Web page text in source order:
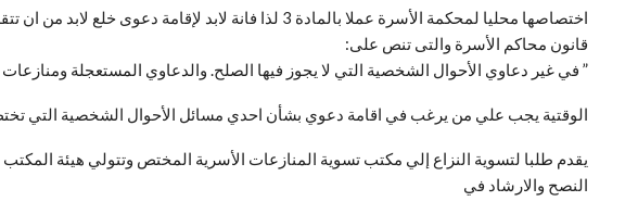
قانون محاكم الأسرة والتى تنص على:
” في غير دعاوي الأحوال الشخصية التي لا يجوز فيها الصلح. والدعاوي المستعجلة ومنازعات
الوقتية يجب علي من يرغب في اقامة دعوي بشأن احدي مسائل الأحوال الشخصية التي
يقدم طلبا لتسوية النزاع إلي مكتب تسوية المنازعات الأسرية المختص وتتولي هيئة
النصح والارشاد في